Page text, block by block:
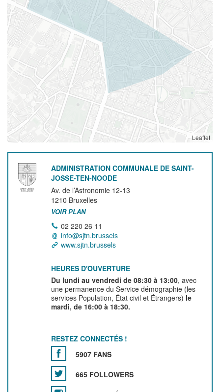
Leaflet
ADMINISTRATION COMMUNALE DE SAINT-
JOSSE-TEN-NOODE
Av. de l’Astronomie 12-13
1210 Bruxelles
VOIR PLAN
02 220 26 11
info@sjtn.brussels
www.sjtn.brussels
HEURES D'OUVERTURE
Du lundi au vendredi de 08:30 à 13:00, avec
une permanence du Service démographie (les
services Population, État civil et Étrangers) le
mardi, de 16:00 à 18:30.
RESTEZ CONNECTÉS !
5907 FANS
665 FOLLOWERS